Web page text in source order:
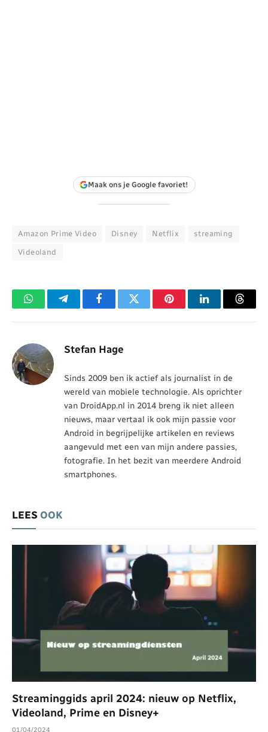
Maak ons je Google favoriet!
Amazon Prime Video Disney Netflix streaming
Videoland
WhatsAppTelegramFacebookTwitter PinterestLinkedIn
Stefan Hage
Sinds 2009 ben ik actief als journalist in de
wereld van mobiele technologie. Als oprichter
van DroidApp.nl in 2014 breng ik niet alleen
nieuws, maar vertaal ik ook mijn passie voor
Android in begrijpelijke artikelen en reviews
aangevuld met een van mijn andere passies,
fotografie. In het bezit van meerdere Android
smartphones.
LEES OOK
Streaminggids april 2024: nieuw op Netflix,
Videoland, Prime en Disney+
01/04/2024